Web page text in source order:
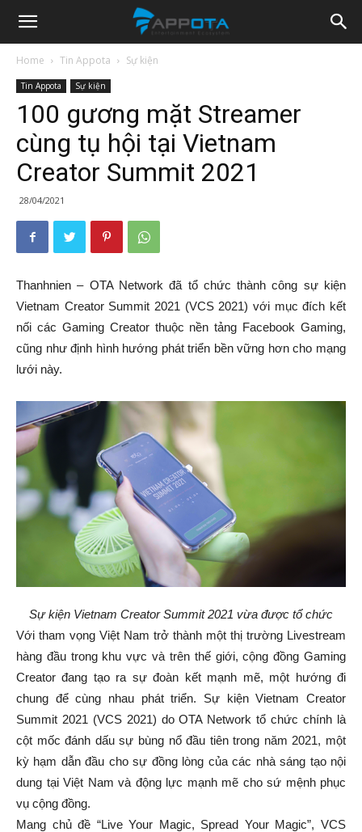
Appota
News
Home Tin Appota Sự kiện
Tin Appota Sự kiện
100 gương mặt Streamer
cùng tụ hội tại Vietnam
Creator Summit 2021
28/04/2021
Thanhnien – OTA Network đã tổ chức thành công sự kiện
Vietnam Creator Summit 2021 (VCS 2021) với mục đích kết
nối các Gaming Creator thuộc nền tảng Facebook Gaming,
cũng như định hình hướng phát triển bền vững hơn cho mạng
lưới này.
Sự kiện Vietnam Creator Summit 2021 vừa được tổ chức
Với tham vọng Việt Nam trở thành một thị trường Livestream
hàng đầu trong khu vực và trên thế giới, cộng đồng Gaming
Creator đang tạo ra sự đoàn kết mạnh mẽ, một hướng đi
chung để cùng nhau phát triển. Sự kiện Vietnam Creator
Summit 2021 (VCS 2021) do OTA Network tổ chức chính là
cột mốc đánh dấu sự bùng nổ đầu tiên trong năm 2021, một
kỳ hạm dẫn đầu cho sự đồng lòng của các nhà sáng tạo nội
dung tại Việt Nam và động lực mạnh mẽ cho sứ mệnh phục
vụ cộng đồng.
Mang chủ đề “Live Your Magic, Spread Your Magic”, VCS